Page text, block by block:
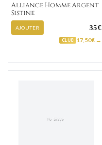
Alliance Homme Argent
Sistine
AJOUTER 35€
CLUB 17,50€ →